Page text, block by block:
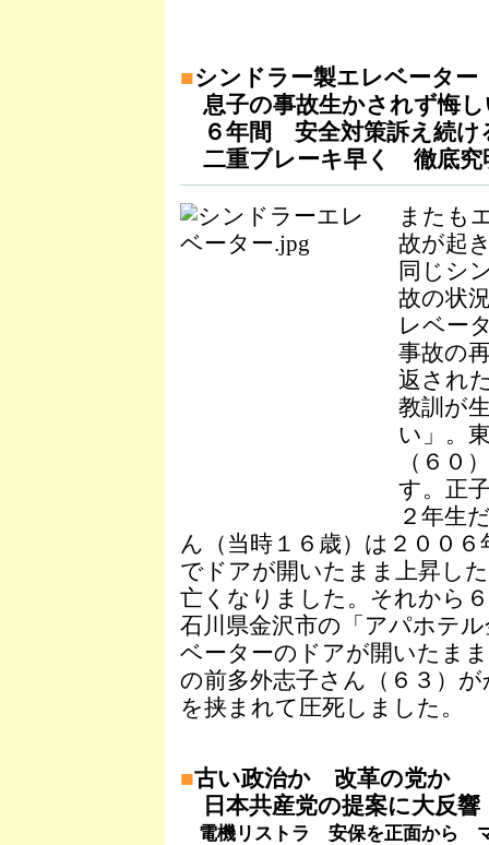
■シンドラー製エレベータ
息子の事故生かされず悔し
６年間 安全対策訴え続
二重ブレーキ早く 徹底究
またも
故が起
同じシ
故の状
レベー
事故の
返され
教訓が
い」。
（６０
す。正
２年生
ん（当時１６歳）は２００
でドアが開いたまま上昇し
亡くなりました。それから
石川県金沢市の「アパホテ
ベーターのドアが開いたま
の前多外志子さん（６３）
を挟まれて圧死しました。
■古い政治か 改革の党か
日本共産党の提案に大反響
電機リストラ 安保を正面から